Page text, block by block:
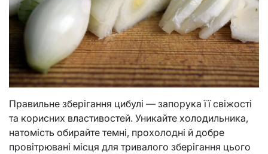
Правильне зберігання цибулі — запорука її свіжості
та корисних властивостей. Уникайте холодильника,
натомість обирайте темні, прохолодні й добре
провітрювані місця для тривалого зберігання цього